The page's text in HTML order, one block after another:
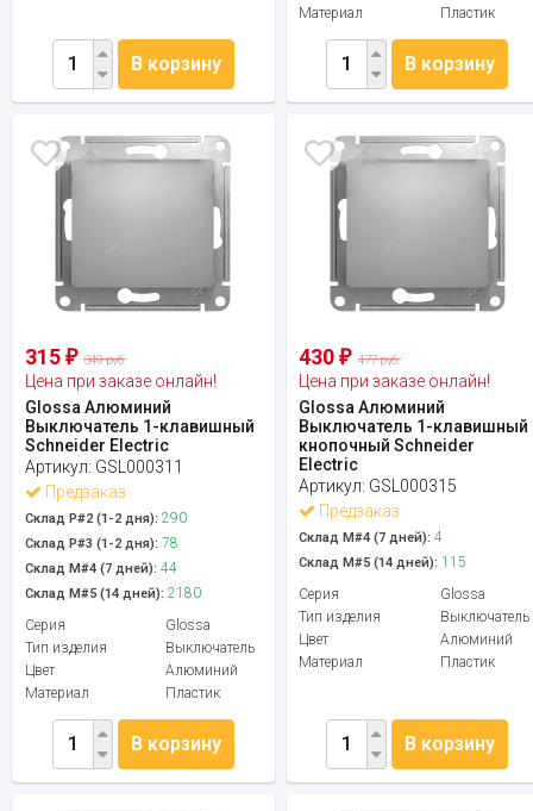
В корзину
Материал
Пластик
В корзину
315 ₽ 349 руб.
Цена при заказе онлайн!
Glossa Алюминий
Выключатель 1-клавишный
Schneider Electric
Артикул: GSL000311
Предзаказ
Склад Р#2 (1-2 дня): 290
Склад Р#3 (1-2 дня): 78
Склад М#4 (7 дней): 44
Склад М#5 (14 дней): 2180
Серия
Glossa
Тип изделия
Выключатель
Цвет
Алюминий
Материал
Пластик
В корзину
430₽ 477 руб.
Цена при заказе онлайн!
Glossa Алюминий
Выключатель 1-клавишный
кнопочный Schneider
Electric
Артикул: GSL000315
Предзаказ
Склад М#4 (7 дней): 4
Склад М#5 (14 дней): 115
Серия
Glossa
Тип изделия
Выключатель
Цвет
Алюминий
Материал
Пластик
В корзину